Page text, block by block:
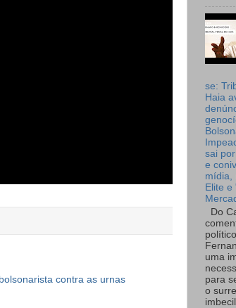
contra as urnas
se:
Haia
sai
e
mídia,
Elite e
Do
uma
para
o